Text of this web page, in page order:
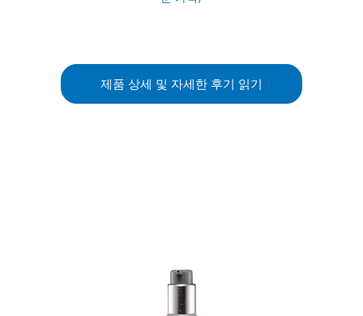
제품 상세 및 자세한 후기 읽기